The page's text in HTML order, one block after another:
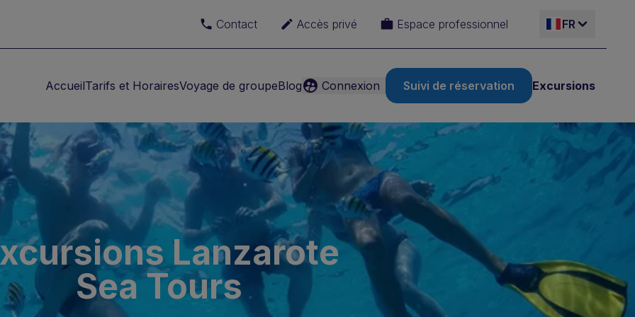
Contact Accès privé Espace professionnel FR
EN
AccueilTarifs et HorairesVoyage de groupeBlog Connexion Suivi de réservation Excursions
Lanzarote
Sea Tours